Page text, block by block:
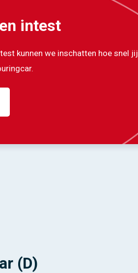
intest
kunnen we inschatten hoe snel jij
(D)